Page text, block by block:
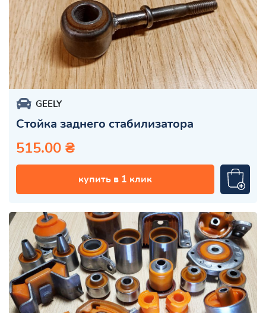
GEELY
Стойка заднего стабилизатора
515.00 ₴
купить в 1 клик